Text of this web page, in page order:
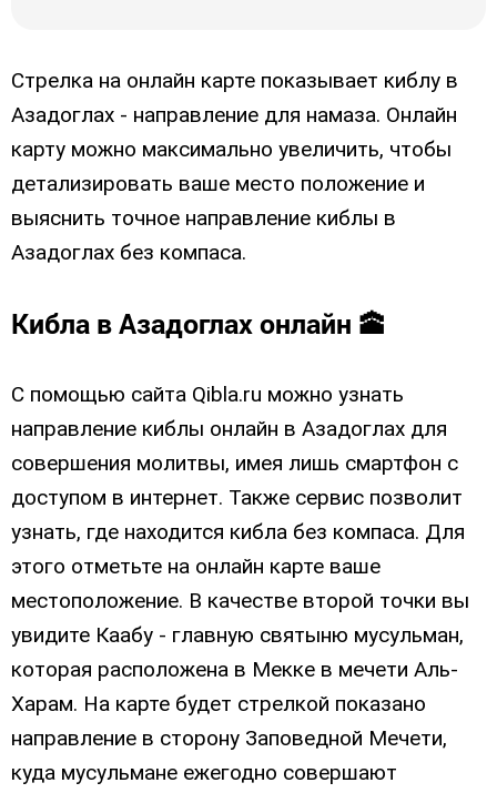
Стрелка на онлайн карте показывает киблу в
Азадоглах - направление для намаза. Онлайн
карту можно максимально увеличить, чтобы
детализировать ваше место положение и
выяснить точное направление киблы в
Азадоглах без компаса.
Кибла в Азадоглах онлайн 🕋
С помощью сайта Qibla.ru можно узнать
направление киблы онлайн в Азадоглах для
совершения молитвы, имея лишь смартфон с
доступом в интернет. Также сервис позволит
узнать, где находится кибла без компаса. Для
этого отметьте на онлайн карте ваше
местоположение. В качестве второй точки вы
увидите Каабу - главную святыню мусульман,
которая расположена в Мекке в мечети Аль-
Харам. На карте будет стрелкой показано
направление в сторону Заповедной Мечети,
куда мусульмане ежегодно совершают